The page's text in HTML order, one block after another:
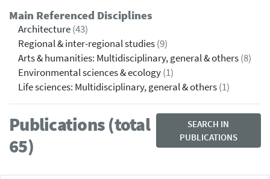
Main Referenced Disciplines
Architecture(43)
Regional & inter-regional studies(9)
Arts & humanities: Multidisciplinary, general & others(8)
Environmental sciences & ecology(1)
Life sciences: Multidisciplinary, general & others(1)
Publications (total
65)
SEARCH IN
PUBLICATIONS